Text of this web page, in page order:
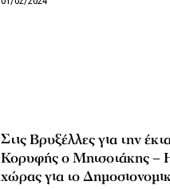
Στις Βρυξέλλες για την
Κορυφής ο Μητσοτάκης –
χώρας για το